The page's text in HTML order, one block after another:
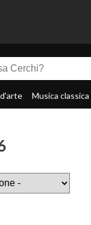
Musica classica